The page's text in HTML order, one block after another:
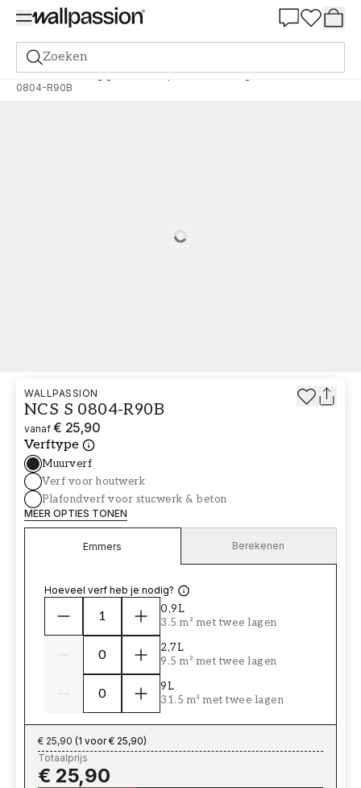
Zoeken
Verf Bestelling gebaseerd op NCS Bestelling door NCS
0804-R90B
Loading…
WALLPASSION
NCS S 0804-R90B
vanaf € 25,90
Verftype
Muurverf
Verf voor houtwerk
Plafondverf voor stucwerk & beton
MEER OPTIES TONEN
Emmers Berekenen
Hoeveel verf heb je nodig?
0,9L
3.5 m² met twee lagen
2,7L
9.5 m² met twee lagen
9L
31.5 m² met twee lagen
€ 25,90 (1 voor € 25,90)
Totaalprijs
€ 25,90